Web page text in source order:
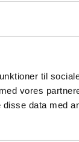
til
vores
data med